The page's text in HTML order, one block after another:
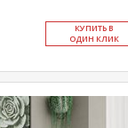
КУ­ПИТЬ В
ОДИН КЛИК